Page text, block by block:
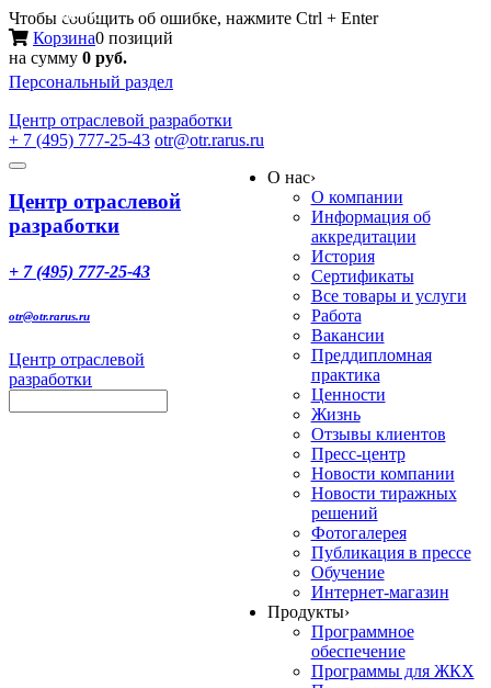
Чтобы сообщить об ошибке, нажмите Ctrl + Enter
Корзина0 позиций
на сумму 0 руб.
Персональный раздел
Центр отраслевой разработки
+ 7 (495) 777-25-43 otr@otr.rarus.ru
Toggle
Меню
Центр отраслевой
разработки
+ 7 (495) 777-25-43
otr@otr.rarus.ru
Центр отраслевой
разработки
О нас›
О компании
Информация об
аккредитации
История
Сертификаты
Все товары и услуги
Работа
Вакансии
Преддипломная
практика
Ценности
Жизнь
Отзывы клиентов
Пресс-центр
Новости компании
Новости тиражных
решений
Фотогалерея
Публикация в прессе
Обучение
Интернет-магазин
Продукты›
Программное
обеспечение
Программы для ЖКХ